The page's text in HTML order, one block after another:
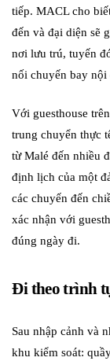
tiếp. MACL cho
đến và đại diện sẽ
nơi lưu trú, tuyến
nối chuyến bay
Với guesthouse
trung chuyển thực
từ Malé đến nhiều
định lịch của một
các chuyến đến
xác nhận với
đúng ngày đi.
Đi theo trình
Sau nhập cảnh và
khu kiểm soát: